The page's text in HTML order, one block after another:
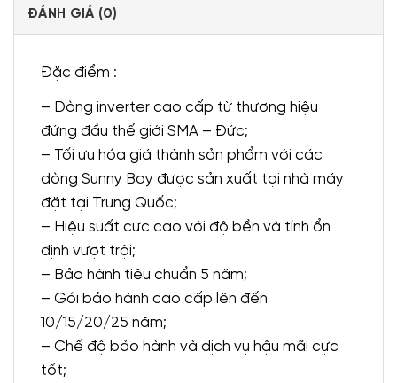
ĐÁNH GIÁ (0)
Đặc điểm :
– Dòng inverter cao cấp từ thương hiệu
đứng đầu thế giới SMA – Đức;
– Tối ưu hóa giá thành sản phẩm với các
dòng Sunny Boy được sản xuất tại nhà máy
đặt tại Trung Quốc;
– Hiệu suất cực cao với độ bền và tính ổn
định vượt trội;
– Bảo hành tiêu chuẩn 5 năm;
– Gói bảo hành cao cấp lên đến
10/15/20/25 năm;
– Chế độ bảo hành và dịch vụ hậu mãi cực
tốt;